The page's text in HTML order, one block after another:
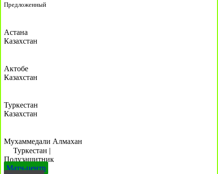
Предложенный
Астана
Казахстан
Актобе
Казахстан
Туркестан
Казахстан
Мухаммедали Алмахан
Туркестан |
Полузащитник
Матч-центр